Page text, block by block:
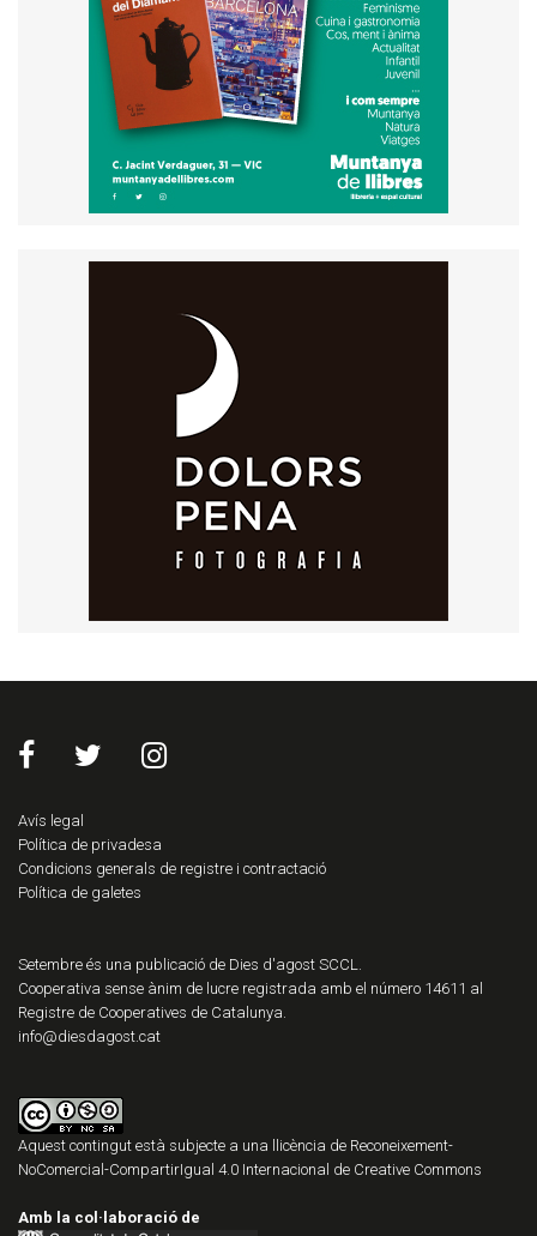
Avís legal
Política de privadesa
Condicions generals de registre i contractació
Política de galetes
Setembre és una publicació de Dies d'agost SCCL.
Cooperativa sense ànim de lucre registrada amb el número 14611 al
Registre de Cooperatives de Catalunya.
info@diesdagost.cat
Aquest contingut està subjecte a una llicència de Reconeixement-
NoComercial-CompartirIgual 4.0 Internacional de Creative Commons
Amb la col·laboració de